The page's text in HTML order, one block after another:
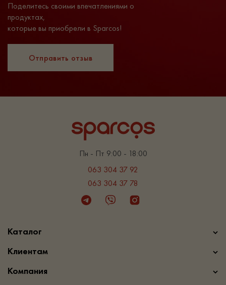
Поделитесь своими впечатлениями о
продуктах,
которые вы приобрели в Sparcos!
Отправить отзыв
Пн - Пт 9:00 - 18:00
063 304 37 92
063 304 37 78
TelegramViber Instagram
Каталог
Клиентам
Компания